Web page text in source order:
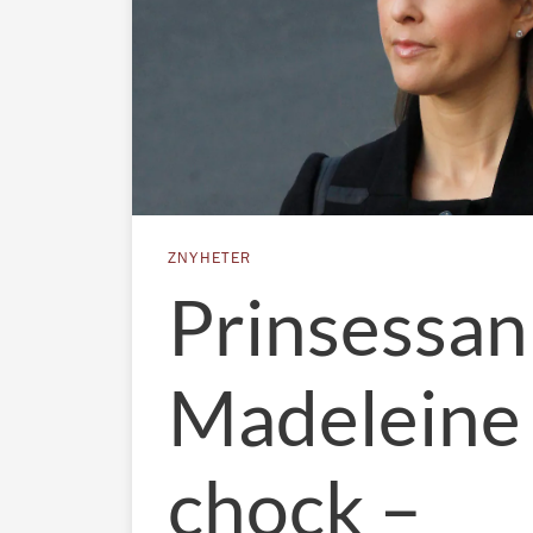
ZNYHETER
Prinsessan
chock –